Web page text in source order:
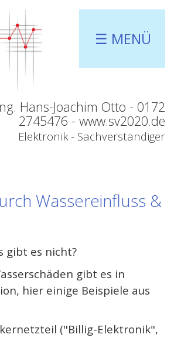
☰ MENÜ
Hans-Joachim Otto - 0172
2745476 - www.sv2020.de
Elektronik - Sachverständiger
Wassereinfluss &
gibt es nicht?
gibt es in
hier einige Beispiele aus
("Billig-Elektronik",